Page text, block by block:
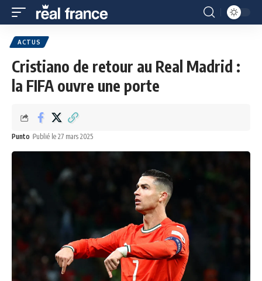
ACTUS
Cristiano de retour au Real Madrid :
la FIFA ouvre une porte
Punto Publié le 27 mars 2025